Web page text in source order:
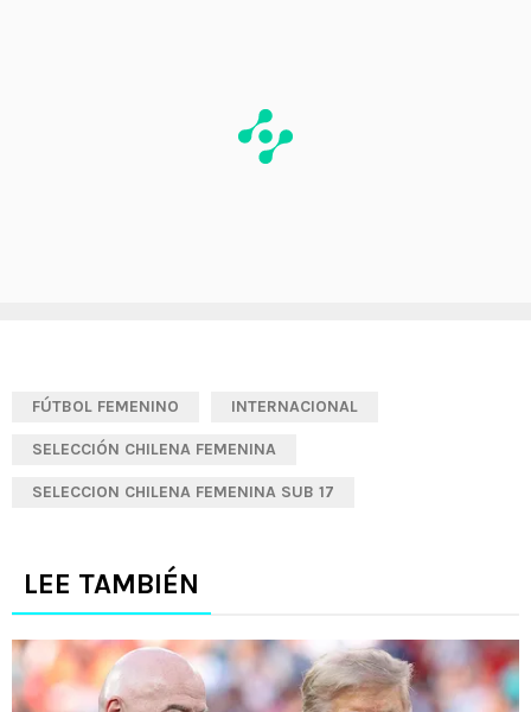
FÚTBOL FEMENINO INTERNACIONAL
SELECCIÓN CHILENA FEMENINA
SELECCION CHILENA FEMENINA SUB 17
LEE TAMBIÉN